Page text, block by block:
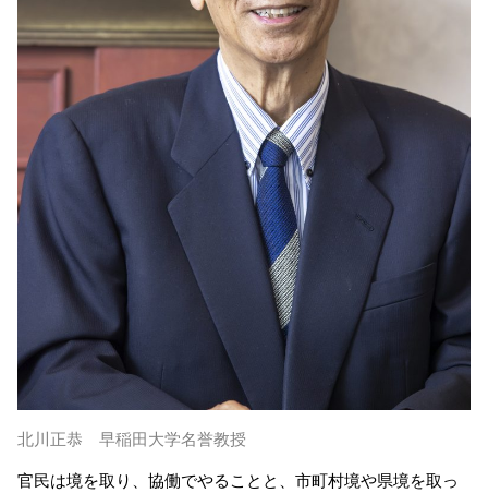
北川正恭 早稲田大学名誉教授
官民は境を取り、協働でやることと、市町村境や県境を取っ